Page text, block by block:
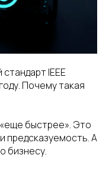
IEEE
Почему такая
быстрее». Это
предсказуемость. А
бизнесу.